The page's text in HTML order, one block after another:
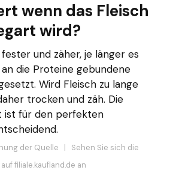
wenn das Fleisch
wird?
und zäher, je länger es
die Proteine gebundene
Wird Fleisch zu lange
trocken und zäh. Die
ist für den perfekten
der Quelle | Sehen Sie sich die
filiale.kaufland.de an